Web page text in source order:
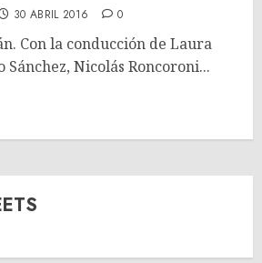
30 ABRIL 2016 0
Con la conducción de Laura
Nicolás Roncoroni...